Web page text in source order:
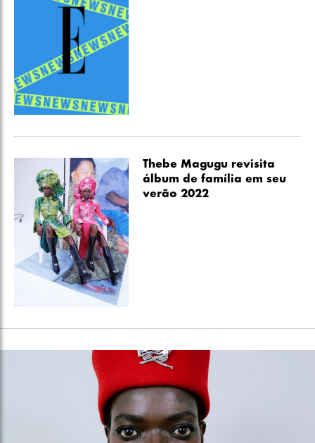
Thebe Magugu revisita
álbum de família em seu
verão 2022